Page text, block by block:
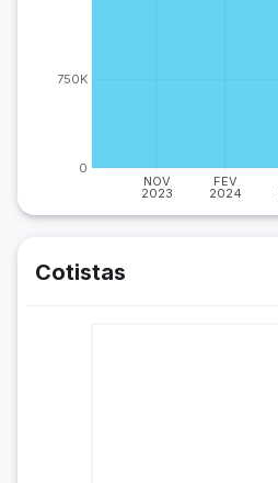
NOV
2023
FEV
2024
0
750K
Cotistas